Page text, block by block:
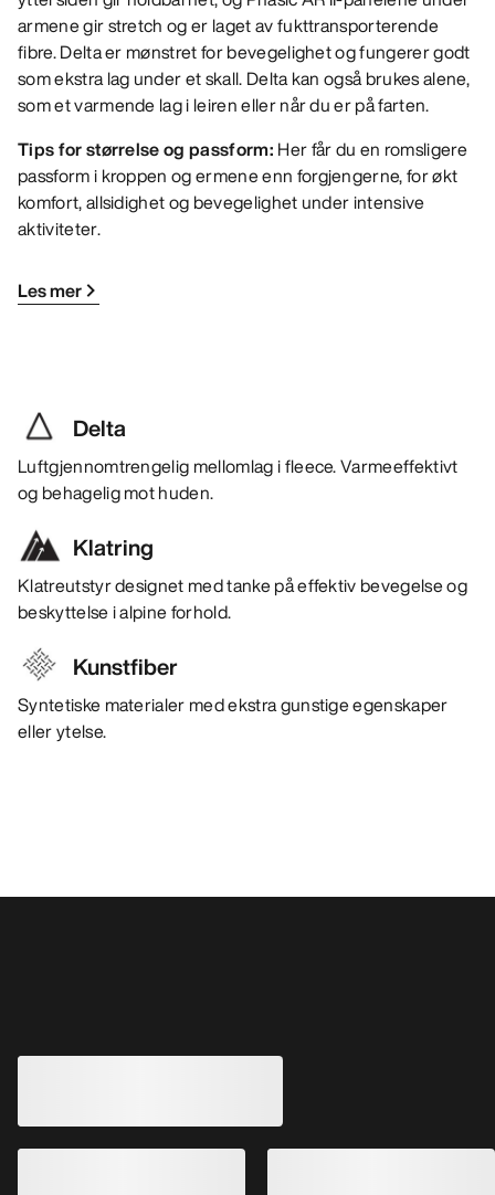
armene gir stretch og er laget av fukttransporterende
fibre. Delta er mønstret for bevegelighet og fungerer godt
som ekstra lag under et skall. Delta kan også brukes alene,
som et varmende lag i leiren eller når du er på farten.
Tips for størrelse og passform: Her får du en romsligere
passform i kroppen og ermene enn forgjengerne, for økt
komfort, allsidighet og bevegelighet under intensive
aktiviteter.
Les mer
Delta
Luftgjennomtrengelig mellomlag i fleece. Varmeeffektivt
og behagelig mot huden.
Klatring
Klatreutstyr designet med tanke på effektiv bevegelse og
beskyttelse i alpine forhold.
Kunstfiber
Syntetiske materialer med ekstra gunstige egenskaper
eller ytelse.
Varm, pustende fleecejakke - laget for
å yte
Varm, allsidig og